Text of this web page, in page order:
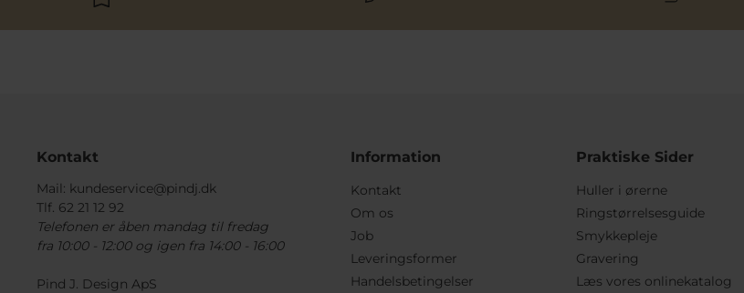
Kontakt
Mail: kundeservice@pindj.dk
Tlf. 62 21 12 92
Telefonen er åben mandag til fredag
fra 10:00 - 12:00 og igen fra 14:00 - 16:00
Pind J. Design ApS
Information
Kontakt
Om os
Job
Leveringsformer
Handelsbetingelser
Praktiske Sider
Huller i ørerne
Ringstørrelsesguide
Smykkepleje
Gravering
Læs vores onlinekatalog